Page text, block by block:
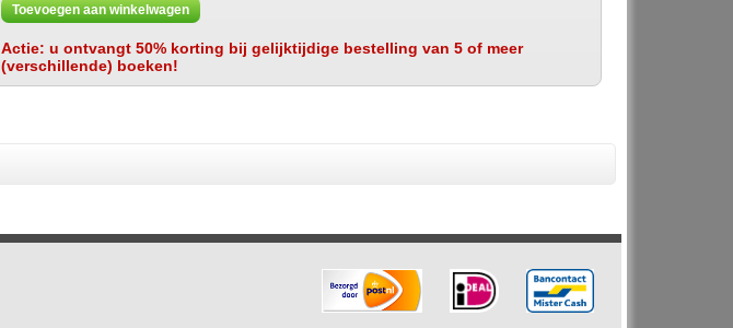
Toevoegen aan winkelwagen
Actie: u ontvangt 50% korting bij gelijktijdige bestelling van 5 of meer
(verschillende) boeken!